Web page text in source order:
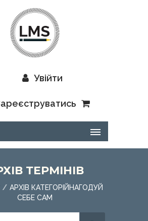
Увійти
ТЕРМІНІВ
АРХІВ КАТЕГОРІЙНАГОДУЙ
СЕБЕ САМ